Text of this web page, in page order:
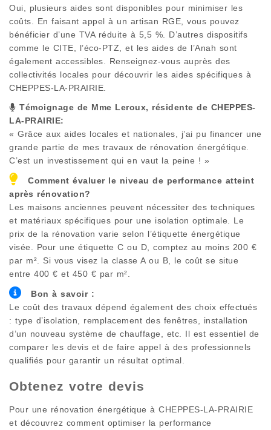
Oui, plusieurs aides sont disponibles pour minimiser les
coûts. En faisant appel à un artisan RGE, vous pouvez
bénéficier d’une TVA réduite à 5,5 %. D’autres dispositifs
comme le CITE, l’éco-PTZ, et les aides de l’Anah sont
également accessibles. Renseignez-vous auprès des
collectivités locales pour découvrir les aides spécifiques à
CHEPPES-LA-PRAIRIE
Témoignage de Mme Leroux, résidente de CHEPPES-
LA-PRAIRIE:
« Grâce aux aides locales et nationales, j’ai pu financer une
grande partie de mes travaux de rénovation énergétique.
C’est un investissement qui en vaut la peine ! »
Comment évaluer le niveau de performance atteint
après rénovation?
Les maisons anciennes peuvent nécessiter des techniques
et matériaux spécifiques pour une isolation optimale. Le
prix de la rénovation varie selon l’étiquette énergétique
visée. Pour une étiquette C ou D, comptez au moins 200 €
par m². Si vous visez la classe A ou B, le coût se situe
entre 400 € et 450 € par m².
Bon à savoir :
Le coût des travaux dépend également des choix effectués
: type d’isolation, remplacement des fenêtres, installation
d’un nouveau système de chauffage, etc. Il est essentiel de
comparer les devis et de faire appel à des professionnels
qualifiés pour garantir un résultat optimal.
Obtenez votre devis
Pour une rénovation énergétique à CHEPPES-LA-PRAIRIE
et découvrez comment optimiser la performance